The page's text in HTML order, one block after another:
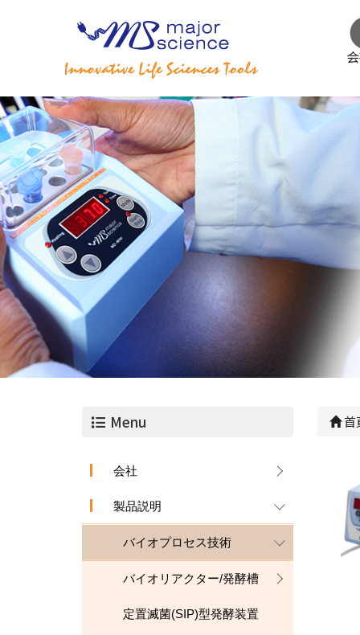
Menu
会社
製品説明
バイオプロセス技術
バイオリアクター/発酵槽
定置滅菌(SIP)型発酵装置
首